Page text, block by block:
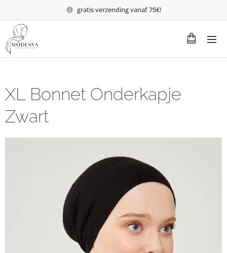
gratis verzending vanaf 75€!
XL Bonnet Onderkapje
Zwart